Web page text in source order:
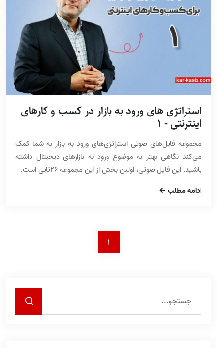
استراتژی های ورود به بازار در کسب و کارهای
اینترنتی - 1
مجموعه فایل‌های صوتی استراتژی‌های ورود به بازار به شما کمک
می‌کند نگاهی بهتر به موضوع ورود به بازارهای دیجیتال داشته
باشید. این فایل صوتی، اولین بخش از این مجموعه 26تایی است.
ادامه مطلب
1